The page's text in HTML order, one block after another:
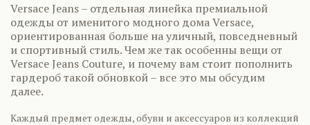
Versace Jeans – отдельная линейка премиальной
одежды от именитого модного дома Versace,
ориентированная больше на уличный, повседневный
и спортивный стиль. Чем же так особенны вещи от
Versace Jeans Couture, и почему вам стоит пополнить
гардероб такой обновкой – все это мы обсудим
далее.
Каждый предмет одежды, обуви и аксессуаров из коллекций